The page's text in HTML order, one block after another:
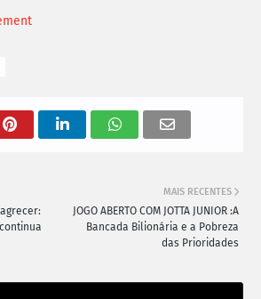
MAIS RECENTES
JOGO ABERTO COM JOTTA JUNIOR :A
Bancada Bilionária e a Pobreza
das Prioridades